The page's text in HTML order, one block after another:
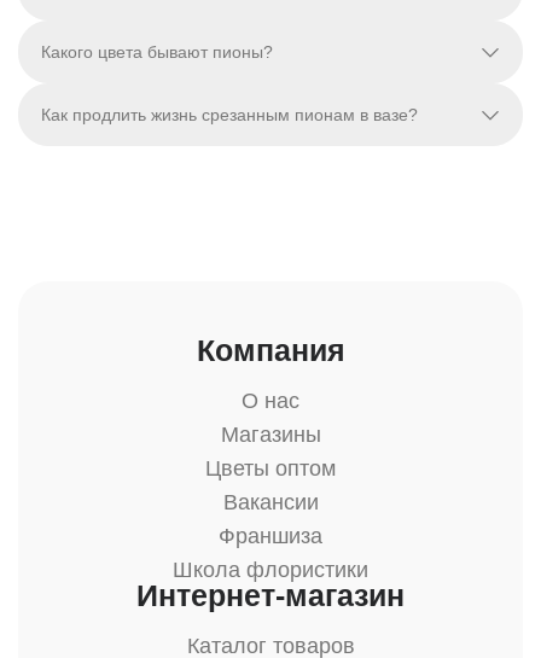
Какого цвета бывают пионы?
Как продлить жизнь срезанным пионам в вазе?
Компания
О нас
Магазины
Цветы оптом
Вакансии
Франшиза
Школа флористики
Интернет-магазин
Каталог товаров